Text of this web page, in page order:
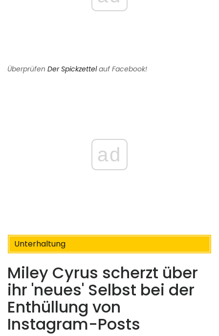
Überprüfen Der Spickzettelauf Facebook!
ad
Unterhaltung
Miley Cyrus scherzt über
ihr 'neues' Selbst bei der
Enthüllung von
Instagram-Posts